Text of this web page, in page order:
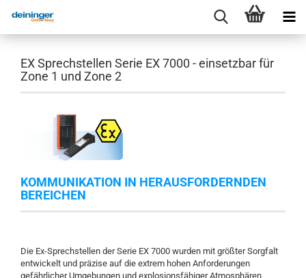
EX Sprechstellen Serie EX 7000 - einsetzbar für
Zone 1 und Zone 2
KOMMUNIKATION IN HERAUSFORDERNDEN
BEREICHEN
Die Ex-Sprechstellen der Serie EX 7000 wurden mit größter Sorgfalt
entwickelt und präzise auf die extrem hohen Anforderungen
gefährlicher Umgebungen und explosionsfähiger Atmosphären